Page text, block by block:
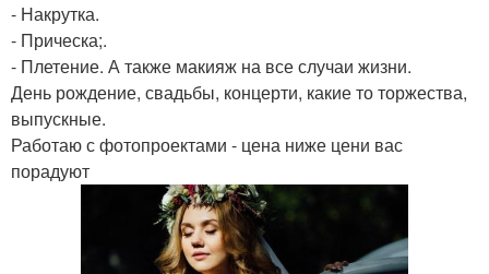
- Накрутка.
- Прическа;.
- Плетение. А также макияж на все случаи жизни.
День рождение, свадьбы, концерти, какие то торжества,
выпускные.
Работаю с фотопроектами - цена ниже цени вас
порадуют